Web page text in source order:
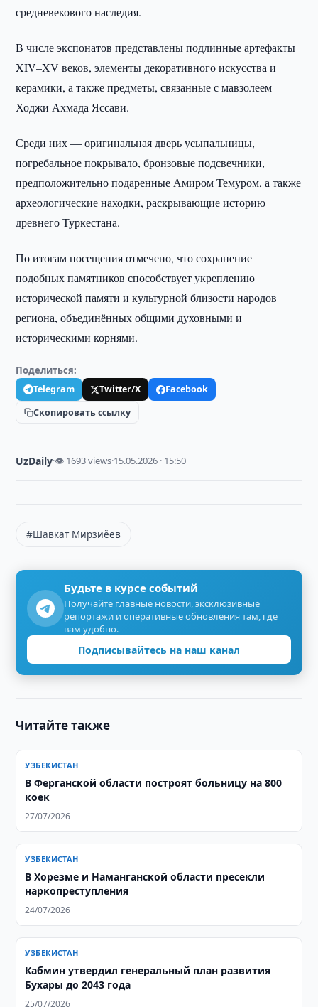
средневекового наследия.
В числе экспонатов представлены подлинные артефакты
XIV–XV веков, элементы декоративного искусства и
керамики, а также предметы, связанные с мавзолеем
Ходжи Ахмада Яссави.
Среди них — оригинальная дверь усыпальницы,
погребальное покрывало, бронзовые подсвечники,
предположительно подаренные Амиром Темуром, а также
археологические находки, раскрывающие историю
древнего Туркестана.
По итогам посещения отмечено, что сохранение
подобных памятников способствует укреплению
исторической памяти и культурной близости народов
региона, объединённых общими духовными и
историческими корнями.
Поделиться:
Telegram Twitter/X
Facebook
Скопировать ссылку
UzDaily·👁 1693 views·15.05.2026 · 15:50
#Шавкат Мирзиёев
Будьте в курсе событий
Получайте главные новости, эксклюзивные
репортажи и оперативные обновления там, где
вам удобно.
Подписывайтесь на наш канал
Читайте также
УЗБЕКИСТАН
В Ферганской области построят больницу на 800
коек
27/07/2026
УЗБЕКИСТАН
В Хорезме и Наманганской области пресекли
наркопреступления
24/07/2026
УЗБЕКИСТАН
Кабмин утвердил генеральный план развития
Бухары до 2043 года
25/07/2026